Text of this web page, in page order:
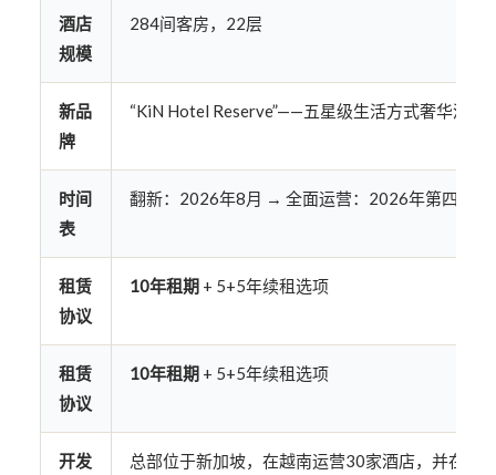
酒店
规模
284间客房，22层
新品
牌
“KiN Hotel Reserve”——五星级生活方式奢华酒店
时间
表
翻新：2026年8月 → 全面运营：2026年第四季度
租赁
协议
10年租期 + 5+5年续租选项
租赁
协议
10年租期 + 5+5年续租选项
开发
总部位于新加坡，在越南运营30家酒店，并在进